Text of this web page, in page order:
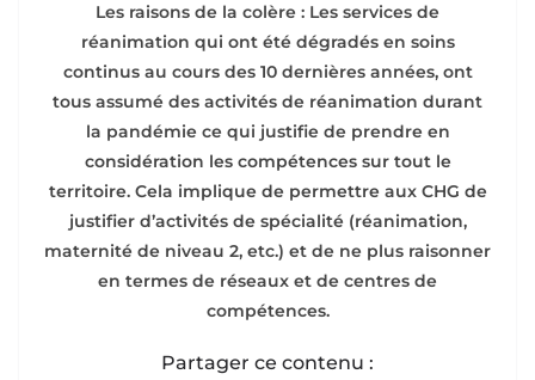
Les raisons de la colère : Les services de
réanimation qui ont été dégradés en soins
continus au cours des 10 dernières années, ont
tous assumé des activités de réanimation durant
la pandémie ce qui justifie de prendre en
considération les compétences sur tout le
territoire. Cela implique de permettre aux CHG de
justifier d’activités de spécialité (réanimation,
maternité de niveau 2, etc.) et de ne plus raisonner
en termes de réseaux et de centres de
compétences.
Partager ce contenu :